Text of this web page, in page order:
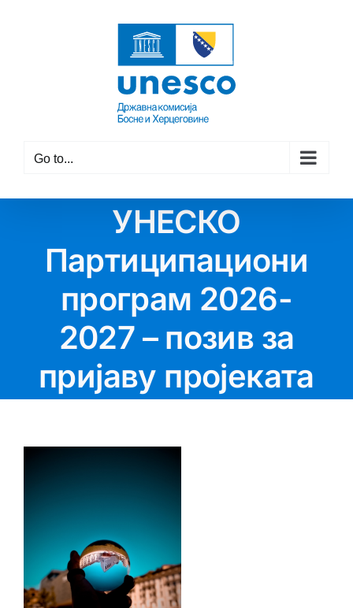
Go to...
УНЕСКО
Партиципациони
програм 2026-
2027 – позив за
пријаву пројеката